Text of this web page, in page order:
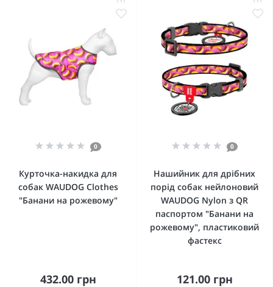
0
Курточка-накидка для
собак WAUDOG Clothes
"Банани на рожевому"
432.00 грн
0
Нашийник для дрібних
порід собак нейлоновий
WAUDOG Nylon з QR
паспортом "Банани на
рожевому", пластиковий
фастекс
121.00 грн